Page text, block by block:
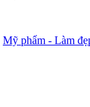
Mỹ phẩm - Làm